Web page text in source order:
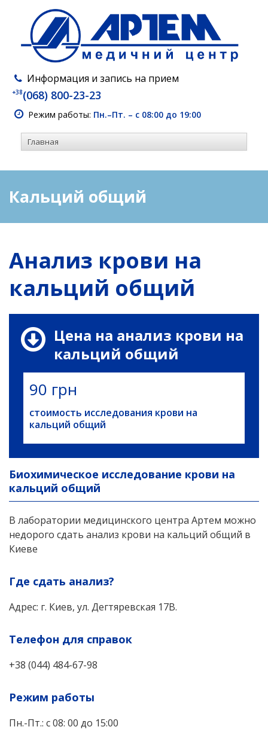
Информация и запись на прием
+38(068) 800-23-23
Режим работы: Пн.–Пт. – с 08:00 до 19:00
Кальций общий
Анализ крови на
кальций общий
Цена на анализ крови на
кальций общий
90 грн
стоимость исследования крови на
кальций общий
Биохимическое исследование крови на
кальций общий
В лаборатории медицинского центра Артем можно
недорого сдать анализ крови на кальций общий в
Киеве
Где сдать анализ?
Адрес: г. Киев, ул. Дегтяревская 17В.
Телефон для справок
+38 (044) 484-67-98
Режим работы
Пн.-Пт.: с 08: 00 до 15:00